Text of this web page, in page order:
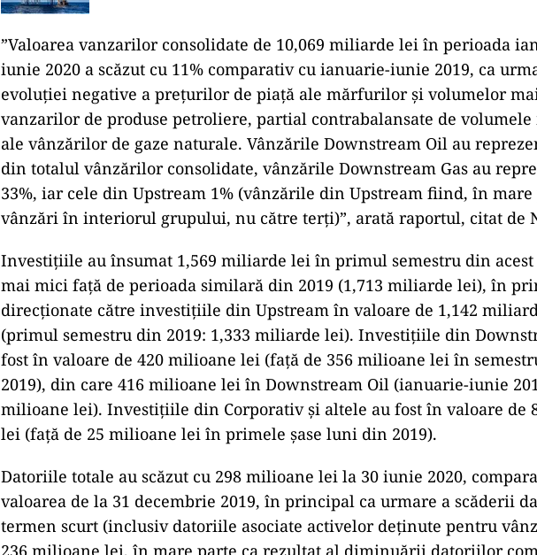
”Valoarea vanzarilor consolidate de 10,069 miliarde lei în perioada
iunie 2020 a scăzut cu 11% comparativ cu ianuarie-iunie 2019, ca
evoluţiei negative a preţurilor de piaţă ale mărfurilor şi volumelor
vanzarilor de produse petroliere, partial contrabalansate de
ale vânzărilor de gaze naturale. Vânzările Downstream Oil au
din totalul vânzărilor consolidate, vânzările Downstream Gas au
33%, iar cele din Upstream 1% (vânzările din Upstream fiind, în mare
vânzări în interiorul grupului, nu către terţi)”, arată raportul, citat de
Investiţiile au însumat 1,569 miliarde lei în primul semestru din acest
mai mici faţă de perioada similară din 2019 (1,713 miliarde lei), în
direcţionate către investiţiile din Upstream în valoare de 1,142
(primul semestru din 2019: 1,333 miliarde lei). Investiţiile din
fost în valoare de 420 milioane lei (faţă de 356 milioane lei în
2019), din care 416 milioane lei în Downstream Oil (ianuarie-iunie
milioane lei). Investiţiile din Corporativ şi altele au fost în valoare de
lei (faţă de 25 milioane lei în primele şase luni din 2019).
Datoriile totale au scăzut cu 298 milioane lei la 30 iunie 2020,
valoarea de la 31 decembrie 2019, în principal ca urmare a scăderii
termen scurt (inclusiv datoriile asociate activelor deţinute pentru
236 milioane lei, în mare parte ca rezultat al diminuării datoriilor